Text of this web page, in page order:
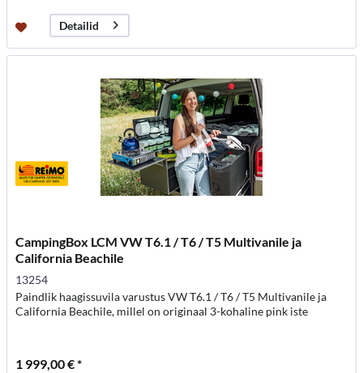
Detailid
CampingBox LCM VW T6.1 / T6 / T5 Multivanile ja
California Beachile
13254
Paindlik haagissuvila varustus VW T6.1 / T6 / T5 Multivanile ja
California Beachile, millel on originaal 3-kohaline pink iste
1 999,00 € *